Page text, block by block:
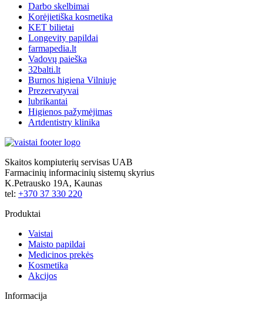
Darbo skelbimai
Korėjietiška kosmetika
KET bilietai
Longevity papildai
farmapedia.lt
Vadovų paieška
32balti.lt
Burnos higiena Vilniuje
Prezervatyvai
lubrikantai
Higienos pažymėjimas
Artdentistry klinika
Skaitos kompiuterių servisas UAB
Farmacinių informacinių sistemų skyrius
K.Petrausko 19A, Kaunas
tel: +370 37 330 220
Produktai
Vaistai
Maisto papildai
Medicinos prekės
Kosmetika
Akcijos
Informacija